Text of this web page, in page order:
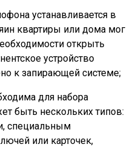
устанавливается в
квартиры или дома мог
открыть
устройство
к запирающей системе;
для набора
быть нескольких типов:
специальным
или карточек,